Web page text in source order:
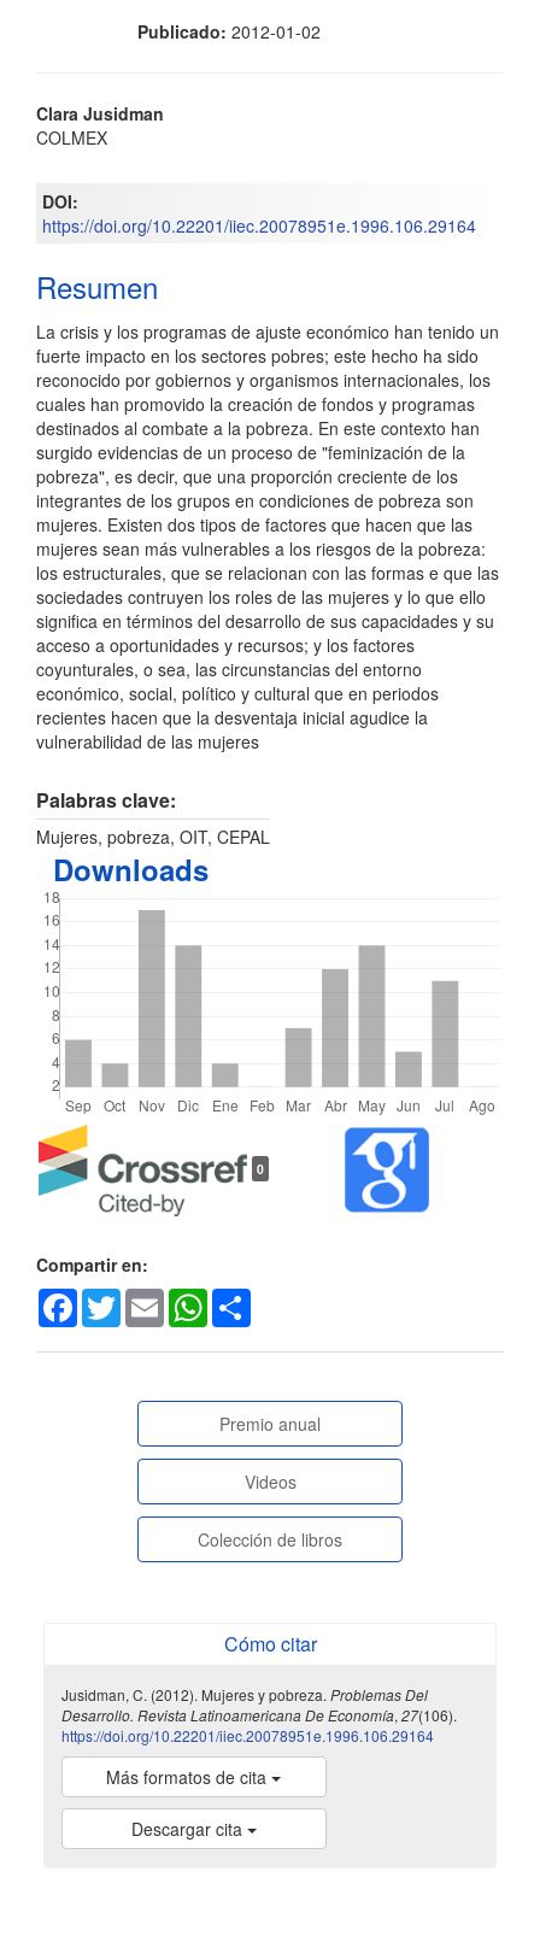
Publicado: 2012-01-02
Contenido
del
artículo
Clara Jusidman
COLMEX
DOI:
https://doi.org/10.22201/iiec.20078951e.1996.106.29164
Resumen
La crisis y los programas de ajuste económico han tenido un
fuerte impacto en los sectores pobres; este hecho ha sido
reconocido por gobiernos y organismos internacionales, los
cuales han promovido la creación de fondos y programas
destinados al combate a la pobreza. En este contexto han
surgido evidencias de un proceso de "feminización de la
pobreza", es decir, que una proporción creciente de los
integrantes de los grupos en condiciones de pobreza son
mujeres. Existen dos tipos de factores que hacen que las
mujeres sean más vulnerables a los riesgos de la pobreza:
los estructurales, que se relacionan con las formas e que las
sociedades contruyen los roles de las mujeres y lo que ello
significa en términos del desarrollo de sus capacidades y su
acceso a oportunidades y recursos; y los factores
coyunturales, o sea, las circunstancias del entorno
económico, social, político y cultural que en periodos
recientes hacen que la desventaja inicial agudice la
vulnerabilidad de las mujeres
Palabras clave:
Mujeres, pobreza, OIT, CEPAL
Downloads
Detalles
del
artículo
0
Compartir en:
Facebook
TwitterEmail WhatsApp
paginasespeciales
Premio anual
Videos
Colección de libros
Cómo citar
Jusidman, C. (2012). Mujeres y pobreza. Problemas Del
Desarrollo. Revista Latinoamericana De Economía, 27(106).
https://doi.org/10.22201/iiec.20078951e.1996.106.29164
Más formatos de cita
Descargar cita